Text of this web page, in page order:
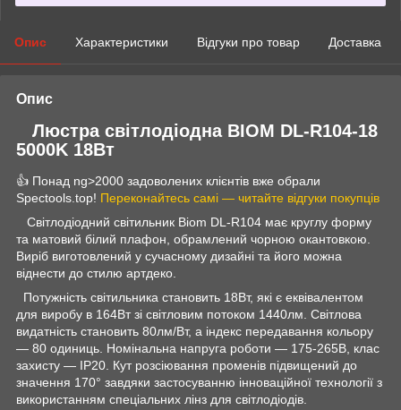
Опис Характеристики Відгуки про товар Доставка
Опис
Люстра світлодіодна BIOM DL-R104-18
5000K 18Вт
👍 Понад ng>2000 задоволених клієнтів вже обрали
Spectools.top! Переконайтесь самі — читайте відгуки покупців
Світлодіодний світильник Biom DL-R104 має круглу форму
та матовий білий плафон, обрамлений чорною окантовкою.
Виріб виготовлений у сучасному дизайні та його можна
віднести до стилю артдеко.
Потужність світильника становить 18Вт, які є еквівалентом
для виробу в 164Вт зі світловим потоком 1440лм. Світлова
видатність становить 80лм/Вт, а індекс передавання кольору
— 80 одиниць. Номінальна напруга роботи — 175-265В, клас
захисту — IP20. Кут розсіювання променів підвищений до
значення 170° завдяки застосуванню інноваційної технології з
використанням спеціальних лінз для світлодіодів.